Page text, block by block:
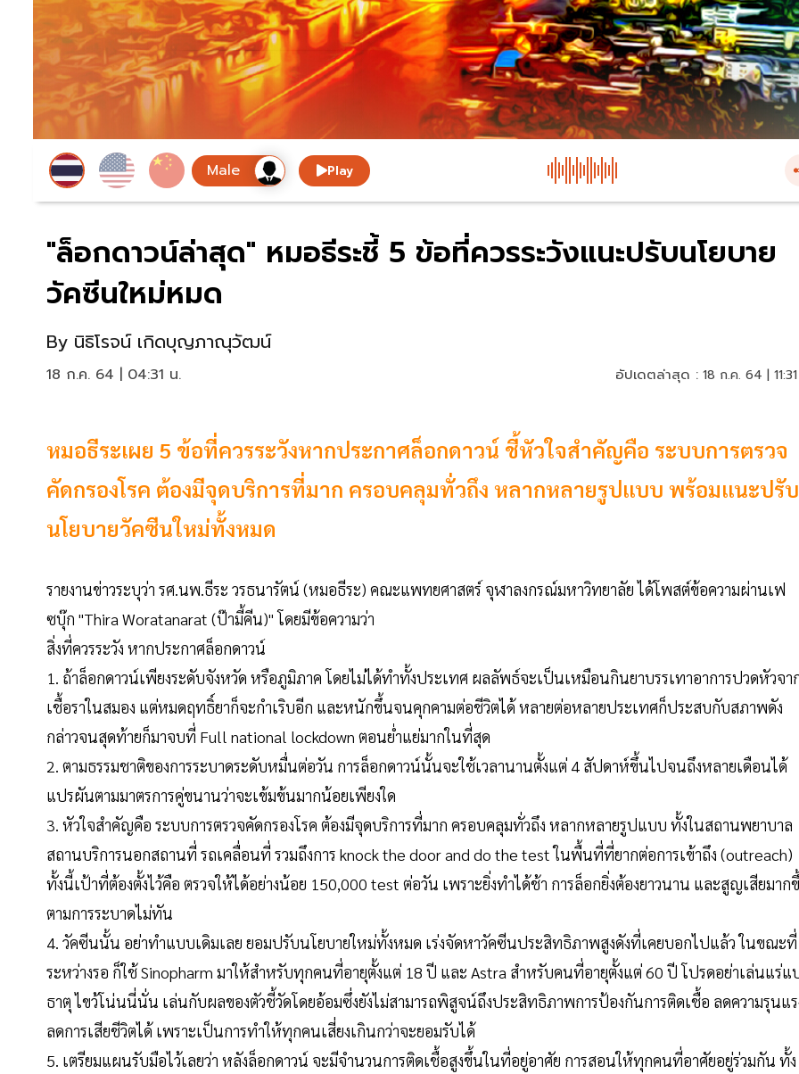
Play
"ล็อกดาวน์ล่าสุด" หมอธีระชี้ 5 ข้อที่ควรระวังแนะปรับนโยบาย
วัคซีนใหม่หมด
By นิธิโรจน์ เกิดบุญภาณุวัฒน์
18 ก.ค. 64 | 04:31 น. อัปเดตล่าสุด : 18 ก.ค. 64 |
หมอธีระเผย 5 ข้อที่ควรระวังหากประกาศล็อกดาวน์ ชี้หัวใจสำคัญคือ ระบบการตรวจ
คัดกรองโรค ต้องมีจุดบริการที่มาก ครอบคลุมทั่วถึง หลากหลายรูปแบบ พร้อมแนะปรับ
นโยบายวัคซีนใหม่ทั้งหมด
รายงานข่าวระบุว่า รศ.นพ.ธีระ วรธนารัตน์ (หมอธีระ) คณะแพทยศาสตร์ จุฬาลงกรณ์มหาวิทยาลัย ได้โพสต์ข้อความผ่านเฟ
ซบุ๊ก "Thira Woratanarat (ป๊ามี้คีน)" โดยมีข้อความว่า
สิ่งที่ควรระวัง หากประกาศล็อกดาวน์
1. ถ้าล็อกดาวน์เพียงระดับจังหวัด หรือภูมิภาค โดยไม่ได้ทำทั้งประเทศ ผลลัพธ์จะเป็นเหมือนกินยาบรรเทาอาการปวดหัวจา
เชื้อราในสมอง แต่หมดฤทธิ์ยาก็จะกำเริบอีก และหนักขึ้นจนคุกคามต่อชีวิตได้ หลายต่อหลายประเทศก็ประสบกับสภาพดัง
กล่าวจนสุดท้ายก็มาจบที่ Full national lockdown ตอนย่ำแย่มากในที่สุด
2. ตามธรรมชาติของการระบาดระดับหมื่นต่อวัน การล็อกดาวน์นั้นจะใช้เวลานานตั้งแต่ 4 สัปดาห์ขึ้นไปจนถึงหลายเดือนได้
แปรผันตามมาตรการคู่ขนานว่าจะเข้มข้นมากน้อยเพียงใด
3. หัวใจสำคัญคือ ระบบการตรวจคัดกรองโรค ต้องมีจุดบริการที่มาก ครอบคลุมทั่วถึง หลากหลายรูปแบบ ทั้งในสถานพยาบาล
สถานบริการนอกสถานที่ รถเคลื่อนที่ รวมถึงการ knock the door and do the test ในพื้นที่ที่ยากต่อการเข้าถึง (outreach)
ทั้งนี้เป้าที่ต้องตั้งไว้คือ ตรวจให้ได้อย่างน้อย 150,000 test ต่อวัน เพราะยิ่งทำได้ช้า การล็อกยิ่งต้องยาวนาน และสูญเสียมาก
ตามการระบาดไม่ทัน
4. วัคซีนนั้น อย่าทำแบบเดิมเลย ยอมปรับนโยบายใหม่ทั้งหมด เร่งจัดหาวัคซีนประสิทธิภาพสูงดังที่เคยบอกไปแล้ว ในขณะที่
ระหว่างรอ ก็ใช้ Sinopharm มาให้สำหรับทุกคนที่อายุตั้งแต่ 18 ปี และ Astra สำหรับคนที่อายุตั้งแต่ 60 ปี โปรดอย่าเล่นแร่แ
ธาตุ ไขว้โน่นนี่นั่น เล่นกับผลของตัวชี้วัดโดยอ้อมซึ่งยังไม่สามารถพิสูจน์ถึงประสิทธิภาพการป้องกันการติดเชื้อ ลดความรุนแ
ลดการเสียชีวิตได้ เพราะเป็นการทำให้ทุกคนเสี่ยงเกินกว่าจะยอมรับได้
5. เตรียมแผนรับมือไว้เลยว่า หลังล็อกดาวน์ จะมีจำนวนการติดเชื้อสูงขึ้นในที่อยู่อาศัย การสอนให้ทุกคนที่อาศัยอยู่ร่วมกัน ทั้ง